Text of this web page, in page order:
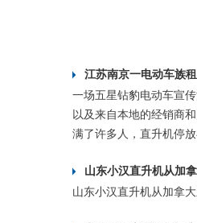
江苏南京一电动车族
一场五星钻豹电动车宣
以及来自本地的经销商
满了许多人，直升机停
山东小汉直升机从加
山东小汉直升机从加拿